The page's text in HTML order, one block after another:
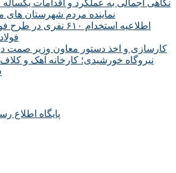
نماینده مردم شهرستان های
نیروگاه خورشیدی؛ کارخانه آهک و